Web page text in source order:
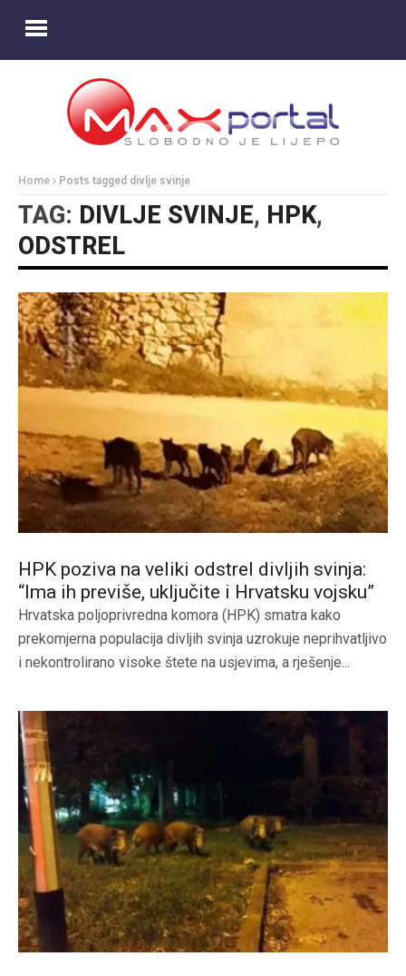
Home Posts tagged divlje svinje
TAG: DIVLJE SVINJE, HPK,
ODSTREL
HPK poziva na veliki odstrel divljih svinja:
“Ima ih previše, uključite i Hrvatsku vojsku”
Hrvatska poljoprivredna komora (HPK) smatra kako
prekomjerna populacija divljih svinja uzrokuje neprihvatljivo
i nekontrolirano visoke štete na usjevima, a rješenje...